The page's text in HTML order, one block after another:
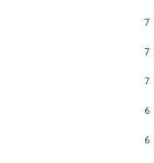
7
7
7
6
6